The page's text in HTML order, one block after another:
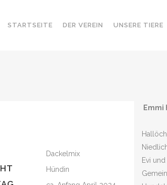
STARTSEITE DER VEREIN UNSERE TIERE
Dackelmix
Hündin
Emmi
Evi